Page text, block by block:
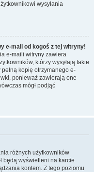
wysyłania
e-mail od kogoś z tej witryny!
e-maili witryny zawiera
którzy wysyłają takie
kopię otrzymanego e-
ponieważ zawierają one
mógł podjąć
różnych użytkowników
będą wyświetleni na karcie
kontem. Z tego poziomu